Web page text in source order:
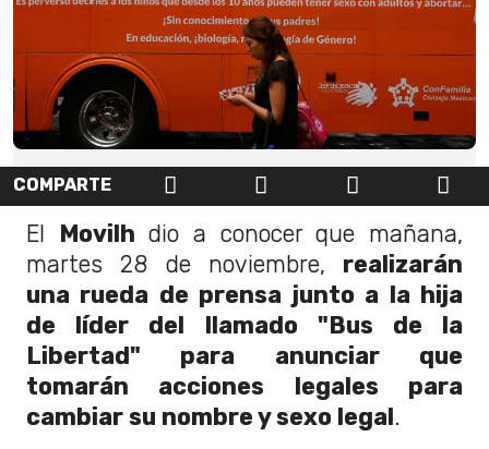
COMPARTE
El Movilh dio a conocer que mañana,
martes 28 de noviembre, realizarán
una rueda de prensa junto a la hija
de líder del llamado "Bus de la
Libertad" para anunciar que
tomarán acciones legales para
cambiar su nombre y sexo legal.